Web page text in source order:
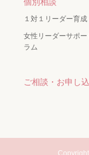
１対１リーダー育成
女性リーダーサポー
ラム
ご相談・お申し